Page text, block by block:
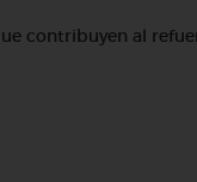
contribuyen al